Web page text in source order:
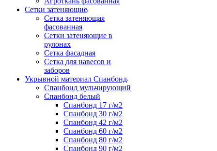
Сетки затеняющие
Сетка затеняющая
фасованная
Сетки затеняющие в
рулонах
Сетка фасадная
Сетка для навесов и
заборов
Укрывной материал Спанбонд
Спанбонд мульчирующий
Спанбонд белый
Спанбонд 17 г/м2
Спанбонд 30 г/м2
Спанбонд 42 г/м2
Спанбонд 60 г/м2
Спанбонд 80 г/м2
Спанбонд 90 г/м2